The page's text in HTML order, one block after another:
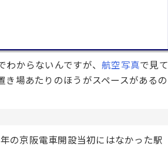
わからないんですが、航空写真で見て
場あたりのほうがスペースがあるの
の京阪電車開設当初にはなかった駅